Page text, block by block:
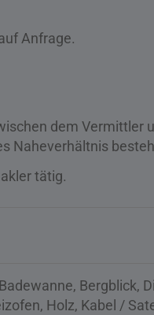
Anfrage.
dem Vermittler
Naheverhältnis
tätig.
Badewanne Bergblick
Holz Kabel /